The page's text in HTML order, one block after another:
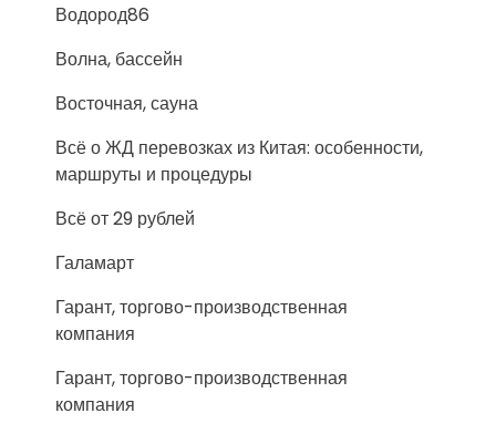
Водород86
Волна, бассейн
Восточная, сауна
Всё о ЖД перевозках из Китая: особенности,
маршруты и процедуры
Всё от 29 рублей
Галамарт
Гарант, торгово-производственная
компания
Гарант, торгово-производственная
компания